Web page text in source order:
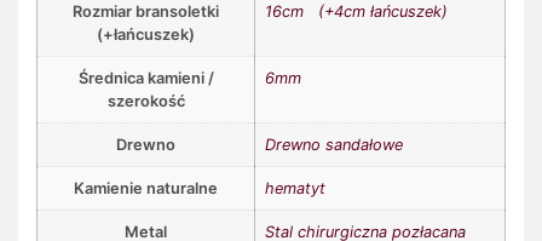
Rozmiar bransoletki
(+łańcuszek)
16cm (+4cm łańcuszek)
Średnica kamieni /
szerokość
6mm
Drewno Drewno sandałowe
Kamienie naturalne hematyt
Metal Stal chirurgiczna pozłacana